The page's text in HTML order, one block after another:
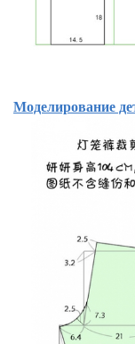
Моделирование